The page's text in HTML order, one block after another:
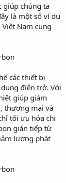
giúp chúng ta
là một số ví dụ
Nam cung
các thiết bị
điện trở. Với
giúp giảm
thương mại và
tối ưu hóa chi
gián tiếp từ
lượng phát